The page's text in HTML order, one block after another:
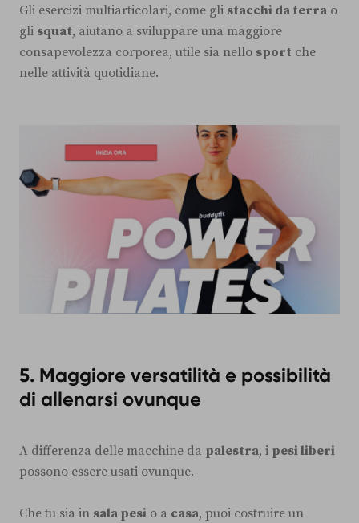
Gli esercizi multiarticolari, come gli stacchi da terra o
gli squat, aiutano a sviluppare una maggiore
consapevolezza corporea, utile sia nello sport che
nelle attività quotidiane.
5. Maggiore versatilità e possibilità
di allenarsi ovunque
A differenza delle macchine da palestra, i pesi liberi
possono essere usati ovunque.
Che tu sia in sala pesi o a casa, puoi costruire un